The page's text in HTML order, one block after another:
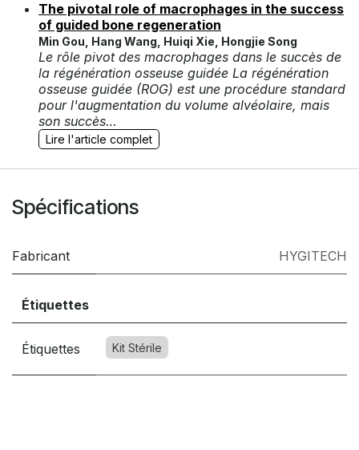
The pivotal role of macrophages in the success
of guided bone regeneration
Min Gou, Hang Wang, Huiqi Xie, Hongjie Song
Le rôle pivot des macrophages dans le succès de
la régénération osseuse guidée La régénération
osseuse guidée (ROG) est une procédure standard
pour l'augmentation du volume alvéolaire, mais
son succès…
Lire l'article complet
Spécifications
Fabricant HYGITECH
Étiquettes
Étiquettes Kit Stérile